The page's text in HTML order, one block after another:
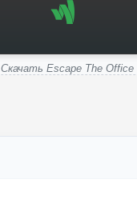
Скачать Escape The Office